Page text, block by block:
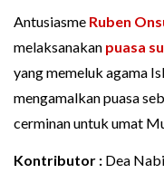
Antusiasme Ruben
melaksanakan puasa
yang memeluk agama
mengamalkan puasa
cerminan untuk umat
Kontributor : Dea